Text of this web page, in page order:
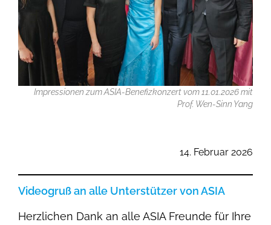
Impressionen zum ASIA-Benefizkonzert vom 11.01.2026 mit
Prof. Wen-Sinn Yang
14. Februar 2026
Videogruß an alle Unterstützer von ASIA
Herzlichen Dank an alle ASIA Freunde für Ihre